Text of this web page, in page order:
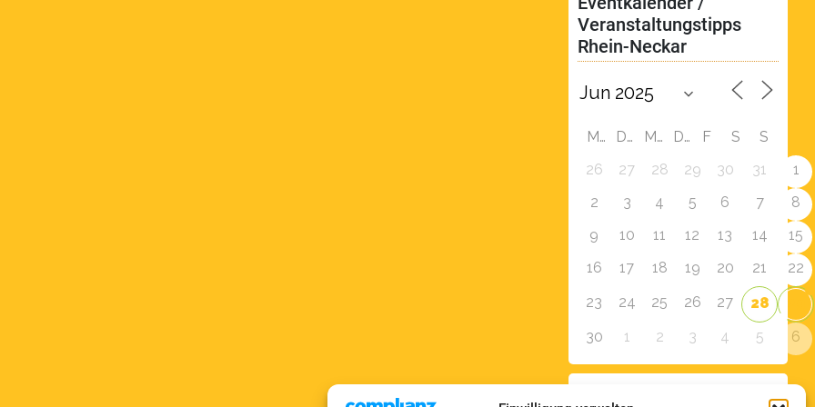
Veranstaltungstipps
Rhein-Neckar
M D M D F S
S
26
27 28 29 30 31
1
2
3 4 5 6 7
8
9
10 11 12 13 14
15
16
17 18 19 20 21
22
23
24 25 26 27 28
30
1 2 3 4 5 6